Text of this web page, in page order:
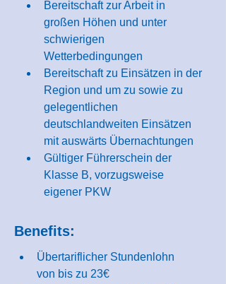
Bereitschaft zur Arbeit in
großen Höhen und unter
schwierigen
Wetterbedingungen
Bereitschaft zu Einsätzen in der
Region und um zu sowie zu
gelegentlichen
deutschlandweiten Einsätzen
mit auswärts Übernachtungen
Gültiger Führerschein der
Klasse B, vorzugsweise
eigener PKW
Benefits:
Übertariflicher Stundenlohn
von bis zu 23€